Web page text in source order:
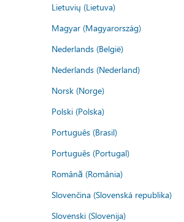
Lietuvių (Lietuva)
Magyar (Magyarország)
Nederlands (België)
Nederlands (Nederland)
Norsk (Norge)
Polski (Polska)
Português (Brasil)
Português (Portugal)
Română (România)
Slovenčina (Slovenská republika)
Slovenski (Slovenija)